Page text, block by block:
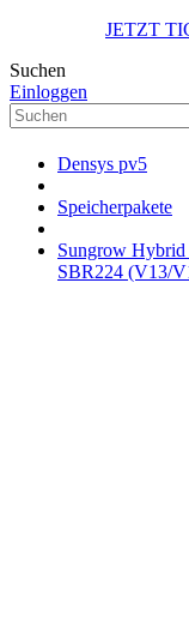
JETZT
Suchen
Einloggen
Densys pv5
Speicherpakete
Sungrow
SBR224 (V13/